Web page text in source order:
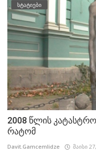
სტატიები
2008 წლის
რატომ
Davit.Gamcemlidze მაისი